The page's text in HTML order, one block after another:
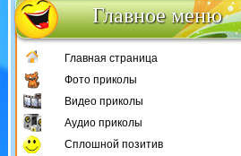
Главное меню
Главная страница
Фото приколы
Видео приколы
Аудио приколы
Сплошной позитив